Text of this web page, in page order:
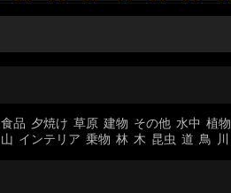
食品 夕焼け 草原 建物 その他 水中 植物
山 インテリア 乗物 林 木 昆虫 道 鳥 川